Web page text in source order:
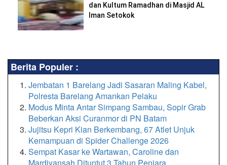
dan Kultum Ramadhan di Masjid AL
Iman Setokok
Berita Populer :
Jembatan 1 Barelang Jadi Sasaran Maling Kabel,
Polresta Barelang Amankan Pelaku
Modus Minta Antar Simpang Sambau, Sopir Grab
Beberkan Aksi Curanmor di PN Batam
Jujitsu Kepri Kian Berkembang, 67 Atlet Unjuk
Kemampuan di Spider Challenge 2026
Sempat Kasar ke Wartawan, Caroline dan